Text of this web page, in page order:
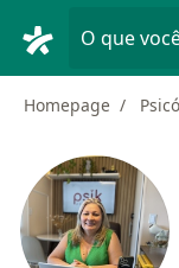
O que
Homepage